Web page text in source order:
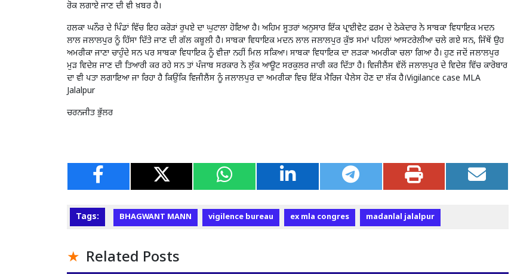
ਰੋਕ ਲਗਾਏ ਜਾਣ ਦੀ ਵੀ ਖ਼ਬਰ ਹੈ।
ਹਲਕਾ ਘਨੌਰ ਦੇ ਪਿੰਡਾਂ ਵਿੱਚ ਇਹ ਕਰੋੜਾਂ ਰੁਪਏ ਦਾ ਘੁਟਾਲਾ ਹੋਇਆ ਹੈ। ਅਹਿਮ ਸੂਤਰਾਂ ਅਨੁਸਾਰ ਇੱਕ ਪ੍ਰਾਈਵੇਟ ਫ਼ਰਮ ਦੇ ਠੇਕੇਦਾਰ ਨੇ ਸਾਬਕਾ ਵਿਧਾਇਕ ਮਦਨ
ਲਾਲ ਜਲਾਲਪੁਰ ਨੂੰ ਹਿੱਸਾ ਦਿੱਤੇ ਜਾਣ ਦੀ ਗੱਲ ਕਬੂਲੀ ਹੈ। ਸਾਬਕਾ ਵਿਧਾਇਕ ਮਦਨ ਲਾਲ ਜਲਾਲਪੁਰ ਕੁੱਝ ਸਮਾਂ ਪਹਿਲਾਂ ਆਸਟਰੇਲੀਆ ਚਲੇ ਗਏ ਸਨ, ਜਿੱਥੋਂ ਉਹ
ਅਮਰੀਕਾ ਜਾਣਾ ਚਾਹੁੰਦੇ ਸਨ ਪਰ ਸਾਬਕਾ ਵਿਧਾਇਕ ਨੂੰ ਵੀਜ਼ਾ ਨਹੀਂ ਮਿਲ ਸਕਿਆ। ਸਾਬਕਾ ਵਿਧਾਇਕ ਦਾ ਲੜਕਾ ਅਮਰੀਕਾ ਚਲਾ ਗਿਆ ਹੈ। ਹੁਣ ਜਦੋਂ ਜਲਾਲਪੁਰ
ਮੁੜ ਵਿਦੇਸ਼ ਜਾਣ ਦੀ ਤਿਆਰੀ ਕਰ ਰਹੇ ਸਨ ਤਾਂ ਪੰਜਾਬ ਸਰਕਾਰ ਨੇ ਲੁੱਕ ਆਊਟ ਸਰਕੁਲਰ ਜਾਰੀ ਕਰ ਦਿੱਤਾ ਹੈ। ਵਿਜੀਲੈਂਸ ਵੱਲੋਂ ਜਲਾਲਪੁਰ ਦੇ ਵਿਦੇਸ਼ ਵਿੱਚ ਕਾਰੋਬਾਰ
ਦਾ ਵੀ ਪਤਾ ਲਗਾਇਆ ਜਾ ਰਿਹਾ ਹੈ ਕਿਉਂਕਿ ਵਿਜੀਲੈਂਸ ਨੂੰ ਜਲਾਲਪੁਰ ਦਾ ਅਮਰੀਕਾ ਵਿਚ ਇੱਕ ਮੈਰਿਜ ਪੈਲੇਸ ਹੋਣ ਦਾ ਸ਼ੱਕ ਹੈ।Vigilance case MLA
Jalalpur
ਚਰਨਜੀਤ ਭੁੱਲਰ
Tags: BHAGWANT MANN vigilence bureau ex mla congres madanlal jalalpur
Related Posts